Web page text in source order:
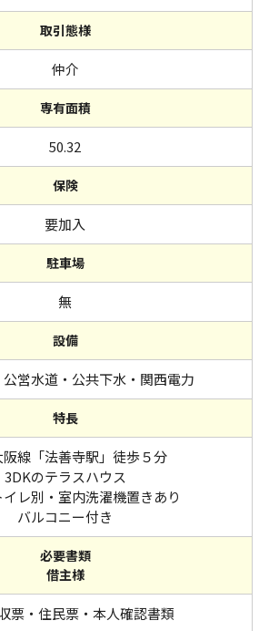
取引態様
仲介
専有面積
50.32
保険
要加入
駐車場
無
設備
営水道・公共下水・関西電力
特長
阪線「法善寺駅」徒歩５分
3DKのテラスハウス
レ別・室内洗濯機置きあり
バルコニー付き
必要書類
借主様
票・住民票・本人確認書類